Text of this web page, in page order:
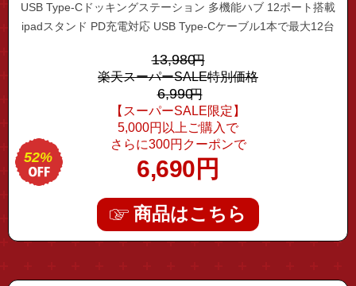
USB Type-Cドッキングステーション 多機能ハブ 12ポート搭載
ipadスタンド PD充電対応 USB Type-Cケーブル1本で最大12台
出力 USB3.0×3ポート SD/MicroSD両方対応
13,980円
楽天スーパーSALE特別価格
6,990円
【スーパーSALE限定】
5,000円以上ご購入で
さらに300円クーポンで
6,690 円
52%
商品はこちら
"mic-typec01"